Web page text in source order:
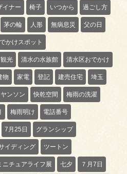
イナー 椅子 いつから 過ごし方
茅の輪 人形 無病息災 父の日
かけスポット
光 清水の水族館 清水区おでかけ
物 家電 登記 建売住宅 埼玉
ンソン 快乾空間 梅雨の洗濯
梅雨明け 電話番号
7月25日 グランシップ
イディング ツートン
ニチュアライフ展 七夕 ７月7日